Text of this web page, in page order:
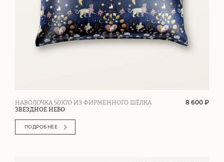
НАВОЛОЧКА 50Х70 ИЗ ФИРМЕННОГО ШЁЛКА
ЗВЕЗДНОЕ НЕБО
8 600 ₽
ПОДРОБНЕЕ